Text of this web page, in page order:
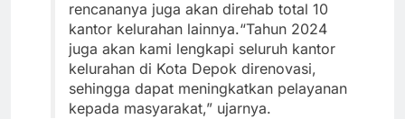
rencananya juga akan direhab total 10
kantor kelurahan lainnya.“Tahun 2024
juga akan kami lengkapi seluruh kantor
kelurahan di Kota Depok direnovasi,
sehingga dapat meningkatkan pelayanan
kepada masyarakat,” ujarnya.